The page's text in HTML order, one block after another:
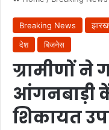
Breaking News
देश
बिजनेस
ग्रामीणों
आंगनबाड़ी
शिकायत